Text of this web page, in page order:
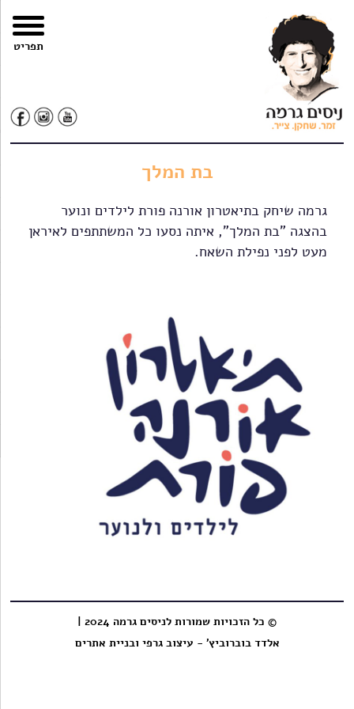
מפת
האתר
הצהרת
נגישות
עבור
לתוכן
צרו
קשר
בת המלך
גרמה שיחק בתיאטרון אורנה פורת לילדים ונוער
בהצגה "בת המלך", איתה נסעו כל המשתתפים לאיראן
מעט לפני נפילת השאח.
© כל הזכויות שמורות לניסים גרמה 2024 |
אלדד בוברוביץ' - עיצוב גרפי ובניית אתרים
תפריט